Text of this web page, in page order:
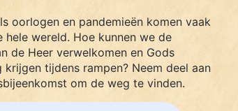
oorlogen en pandemieën komen vaak
hele wereld. Hoe kunnen we de
de Heer verwelkomen en Gods
krijgen tijdens rampen? Neem deel aan
om de weg te vinden.